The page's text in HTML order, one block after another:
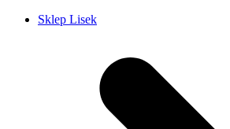
Sklep Lisek